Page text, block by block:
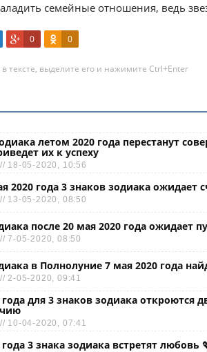
семейные отношения, ведь
0 0
тексте, выделите его и нажимите Ctrl+Enter
летом 2020 года перестанут
их к успеху
18-05-2020, 10:56
2020 года 3 знаков зодиака ожидает
13-05-2020, 08:50
после 20 мая 2020 года ожидает
7-05-2020, 08:50
в Полнолуние 7 мая 2020 года
2-05-2020, 09:41
года для 3 знаков зодиака откроются
10-04-2020, 07:41
3 знака зодиака встретят любовь